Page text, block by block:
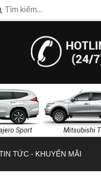
TỨC - KHUYẾN MÃI